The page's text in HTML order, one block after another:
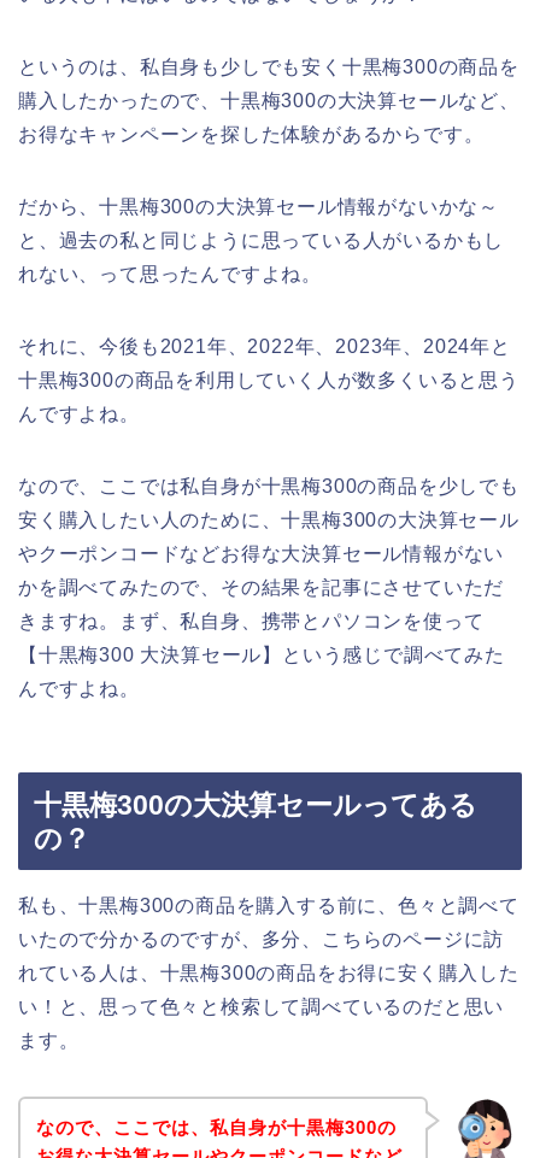
というのは、私自身も少しでも安く十黒梅300の商品を
購入したかったので、十黒梅300の大決算セールなど、
お得なキャンペーンを探した体験があるからです。
だから、十黒梅300の大決算セール情報がないかな～
と、過去の私と同じように思っている人がいるかもし
れない、って思ったんですよね。
それに、今後も2021年、2022年、2023年、2024年と
十黒梅300の商品を利用していく人が数多くいると思う
んですよね。
なので、ここでは私自身が十黒梅300の商品を少しでも
安く購入したい人のために、十黒梅300の大決算セール
やクーポンコードなどお得な大決算セール情報がない
かを調べてみたので、その結果を記事にさせていただ
きますね。まず、私自身、携帯とパソコンを使って
【十黒梅300 大決算セール】という感じで調べてみた
んですよね。
十黒梅300の大決算セールってある
の？
私も、十黒梅300の商品を購入する前に、色々と調べて
いたので分かるのですが、多分、こちらのページに訪
れている人は、十黒梅300の商品をお得に安く購入した
い！と、思って色々と検索して調べているのだと思い
ます。
なので、ここでは、私自身が十黒梅300の